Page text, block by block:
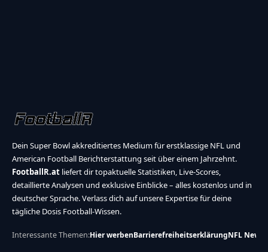
Dein Super Bowl akkreditiertes Medium für erstklassige NFL und
American Football Berichterstattung seit über einem Jahrzehnt.
FootballR.at liefert dir topaktuelle Statistiken, Live-Scores,
detaillierte Analysen und exklusive Einblicke – alles kostenlos und in
deutscher Sprache. Verlass dich auf unsere Expertise für deine
tägliche Dosis Football-Wissen.
Interessante Themen:Hier werbenBarrierefreiheitserklärungNFL News